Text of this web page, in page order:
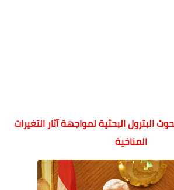
البحثية لمواجهة آثار التغيرات
المناخية